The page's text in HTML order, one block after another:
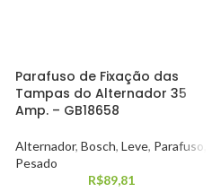
Parafuso de Fixação das
Tampas do Alternador 35
Amp. – GB18658
Alternador, Bosch, Leve, Parafuso
Pesado
R$89,81